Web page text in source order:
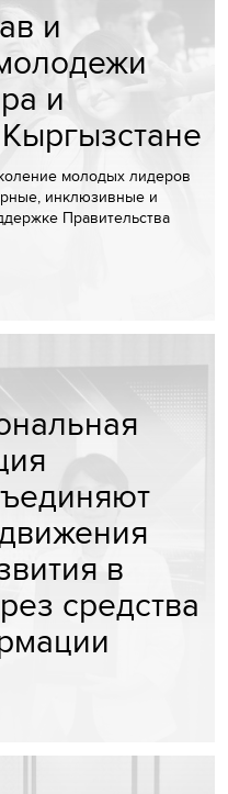
и
и
молодых лидеров
инклюзивные и
Правительства
в
средства